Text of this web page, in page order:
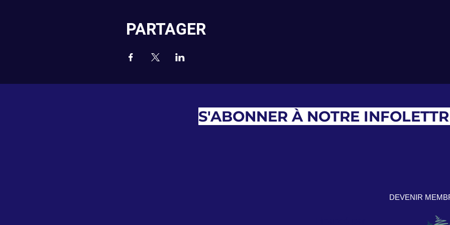
PARTAGER
S'ABONNER À NOTRE
DEVENIR